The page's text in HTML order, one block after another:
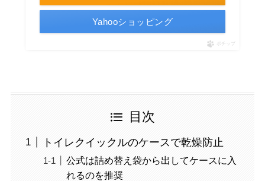
Yahooショッピング
ポチップ
目次
トイレクイックルのケースで乾燥防止
公式は詰め替え袋から出してケースに入
れるのを推奨